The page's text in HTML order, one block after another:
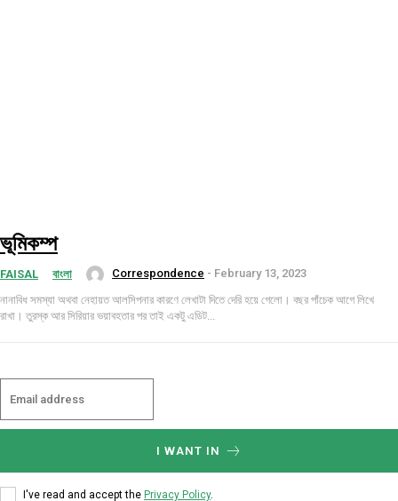
ভূমিকম্প
FAISAL বাংলা Correspondence - February 13, 2023
নানাবিধ সমস্যা অথবা নেহায়ত আলসিপনার কারণে লেখাটা দিতে দেরি হয়ে গেলো। বছর পাঁচেক আগে লিখে
রাখা। তুরস্ক আর সিরিয়ার ভয়াবহতার পর তাই একটু এডিট...
I WANT IN
I've read and accept the Privacy Policy.